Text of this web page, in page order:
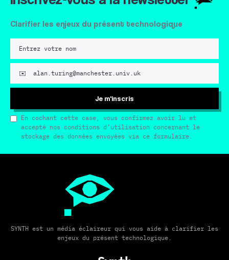
Clarifier les enjeux du présent technologique
Je m'inscris
En cochant cette case, vous confirmez avoir lu et
accepté nos conditions d’utilisation concernant le
stockage des données envoyées via ce formulaire.
SYNTH est un média éclaireur qui vous aide à clarifier les
enjeux du présent technologique.